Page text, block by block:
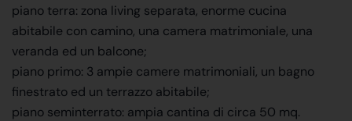
piano terra: zona living separata, enorme cucina
abitabile con camino, una camera matrimoniale, una
veranda ed un balcone;
piano primo: 3 ampie camere matrimoniali, un bagno
finestrato ed un terrazzo abitabile;
piano seminterrato: ampia cantina di circa 50 mq.